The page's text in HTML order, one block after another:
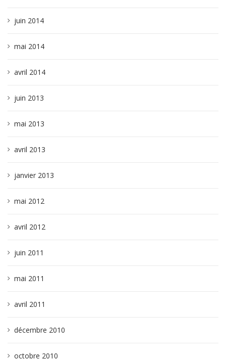
juin 2014
mai 2014
avril 2014
juin 2013
mai 2013
avril 2013
janvier 2013
mai 2012
avril 2012
juin 2011
mai 2011
avril 2011
décembre 2010
octobre 2010